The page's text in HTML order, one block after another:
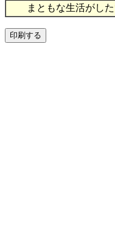
まともな生活がした